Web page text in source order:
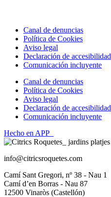
Canal de denuncias
Política de Cookies
Aviso legal
Declaración de accesibilidad
Comunicación incluyente
Canal de denuncias
Política de Cookies
Aviso legal
Declaración de accesibilidad
Comunicación incluyente
Hecho en APP_
info@citricsroquetes.com
Camí Sant Gregori, nº 38 - Nau 1
Camí d’en Borras - Nau 87
12500 Vinaròs (Castellón)